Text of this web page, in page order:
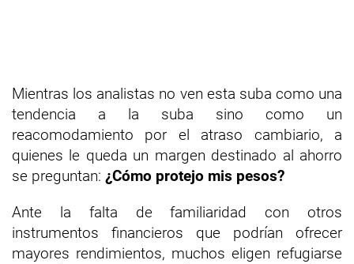
Mientras los analistas no ven esta suba como una
tendencia a la suba sino como un
reacomodamiento por el atraso cambiario, a
quienes le queda un margen destinado al ahorro
se preguntan: ¿Cómo protejo mis pesos?
Ante la falta de familiaridad con otros
instrumentos financieros que podrían ofrecer
mayores rendimientos, muchos eligen refugiarse